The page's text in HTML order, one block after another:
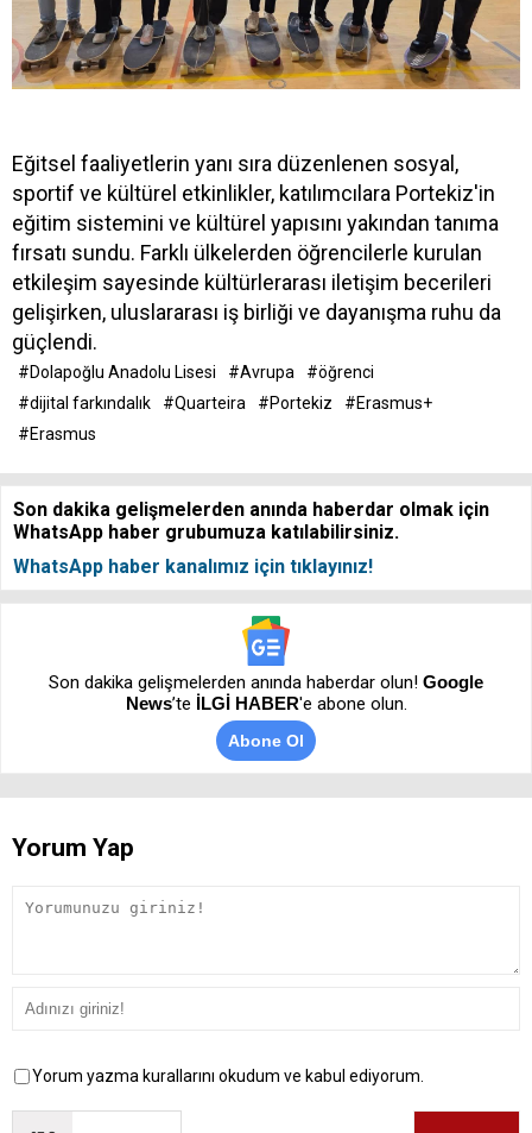
Eğitsel faaliyetlerin yanı sıra düzenlenen sosyal,
sportif ve kültürel etkinlikler, katılımcılara Portekiz'in
eğitim sistemini ve kültürel yapısını yakından tanıma
fırsatı sundu. Farklı ülkelerden öğrencilerle kurulan
etkileşim sayesinde kültürlerarası iletişim becerileri
gelişirken, uluslararası iş birliği ve dayanışma ruhu da
güçlendi.
#Dolapoğlu Anadolu Lisesi #Avrupa
#öğrenci
#dijital farkındalık
#Quarteira #Portekiz
#Erasmus+
#Erasmus
Son dakika gelişmelerden anında haberdar olmak için
WhatsApp haber grubumuza katılabilirsiniz.
WhatsApp haber kanalımız için tıklayınız!
Son dakika gelişmelerden anında haberdar olun! Google
News’te İLGİ HABER'e abone olun.
Abone Ol
Yorum Yap
Yorum yazma kurallarını okudum ve kabul ediyorum.